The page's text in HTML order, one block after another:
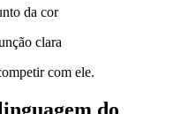
da cor
clara
com ele.